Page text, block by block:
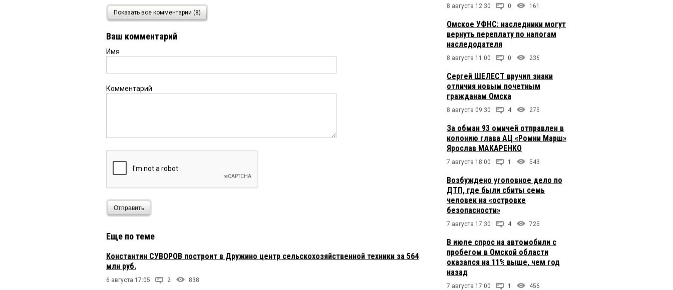
омич 6 мая 2025 в 21:53:
все правильно!! села надо поднимать!
Нострик 6 мая 2025 в 21:49:
55 6 мая 2025 в 15:42:
понимают,что как только где-то появляется большое поголовье, тут же появляется
режим ачс и т д, который ставят те кто ставит задачи. И фермера становятся
банкротами.
энтузиаст
Показать все комментарии (8)
Ваш комментарий
Имя
Комментарий
Отправить
Еще по теме
Константин СУВОРОВ построит в Дружино центр сельскохозяйственной техники за 564
млн руб.
6 августа 17:05 2 838
8 августа 12:30 0 161
Омское УФНС: наследники могут
вернуть переплату по налогам
наследодателя
8 августа 11:00 0 236
Сергей ШЕЛЕСТ вручил знаки
отличия новым почетным
гражданам Омска
8 августа 09:30 4 275
За обман 93 омичей отправлен в
колонию глава АЦ «Ромни Марш»
Ярослав МАКАРЕНКО
7 августа 18:00 1 543
Возбуждено уголовное дело по
ДТП, где были сбиты семь
человек на «островке
безопасности»
7 августа 17:30 4 725
В июле спрос на автомобили с
пробегом в Омской области
оказался на 11% выше, чем год
назад
7 августа 17:00 1 456